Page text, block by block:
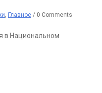
, Главное / 0 Comments
в Национальном